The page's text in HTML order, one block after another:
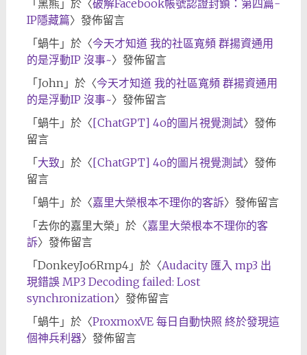
「黑熊 」於〈破解Facebook帳號認證封鎖：第四篇-
IP隱藏篇〉發佈留言
「蝸牛」於〈今天才知道 我的社區寬頻 群揚資通用
的是浮動IP 沒事~〉發佈留言
「John 」於〈今天才知道 我的社區寬頻 群揚資通用
的是浮動IP 沒事~〉發佈留言
「蝸牛」於〈[ChatGPT] 4o的圖片視覺測試〉發佈
留言
「大致 」於〈[ChatGPT] 4o的圖片視覺測試〉發佈
留言
「蝸牛」於〈嘉里大榮根本不理你的客訴〉發佈留言
「去你的嘉里大榮 」於〈嘉里大榮根本不理你的客
訴〉發佈留言
「DonkeyJo6Rmp4」於〈Audacity 匯入 mp3 出
現錯誤 MP3 Decoding failed: Lost
synchronization〉發佈留言
「蝸牛」於〈ProxmoxVE 每日自動快照 終於發現這
個神兵利器〉發佈留言